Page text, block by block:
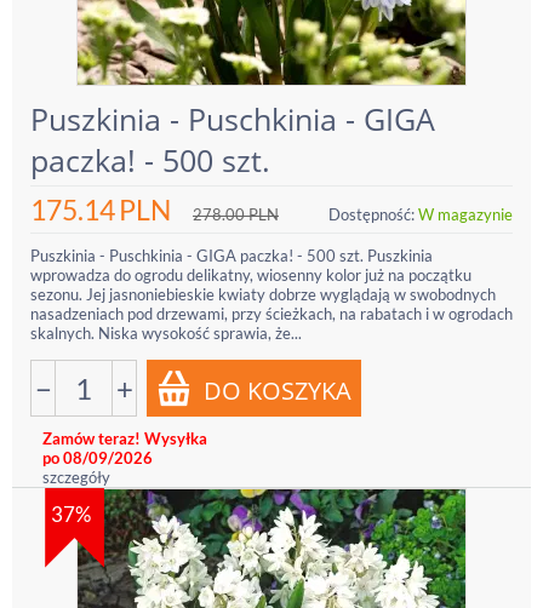
Puszkinia - Puschkinia - GIGA
paczka! - 500 szt.
175.14PLN 278.00PLN Dostępność:W magazynie
Puszkinia - Puschkinia - GIGA paczka! - 500 szt. Puszkinia
wprowadza do ogrodu delikatny, wiosenny kolor już na początku
sezonu. Jej jasnoniebieskie kwiaty dobrze wyglądają w swobodnych
nasadzeniach pod drzewami, przy ścieżkach, na rabatach i w ogrodach
skalnych. Niska wysokość sprawia, że...
− +
Zamów teraz! Wysyłka
po 08/09/2026
szczegóły
37%